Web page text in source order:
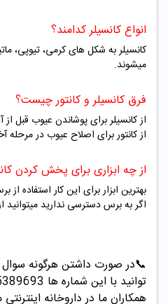
انواع کانسیلر کدامند؟
کانسیلر به شکل های کرمی، تیوپی،
میشوند.
فرق کانسیلر و کانتور چیست؟
از کانسیلر برای پوشاندن عیوب قبل
از کانتور برای اصلاح عیوب در مرحله
از چه ابزاری برای پخش کردن
بهترین ابزار برای این کار
اگر به برس دسترسی ندارید میتوانید
📞در صورت داشتن هرگونه سوال
توانید با این شماره ها 02165389693
همکاران ما در داروخانه